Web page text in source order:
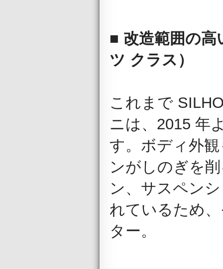
■ 改造範囲の高
ツ クラス）
これまで
ニは、2015 年
す。ボディ外
ンがしのぎを
ン、サスペン
れているため
ター。